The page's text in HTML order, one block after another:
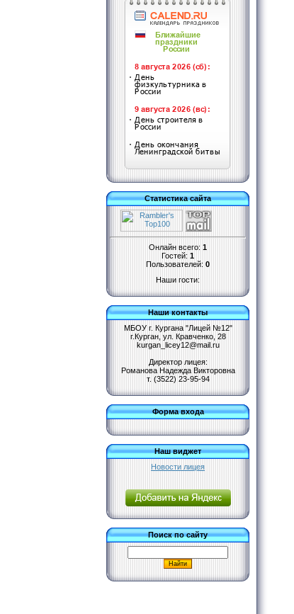
Статистика сайта
Онлайн всего: 1
Гостей: 1
Пользователей: 0
Наши гости:
Наши контакты
МБОУ г. Кургана "Лицей №12"
г.Курган, ул. Кравченко, 28
kurgan_licey12@mail.ru
Директор лицея:
Романова Надежда Викторовна
т. (3522) 23-95-94
Форма входа
Наш виджет
Новости лицея
Поиск по сайту